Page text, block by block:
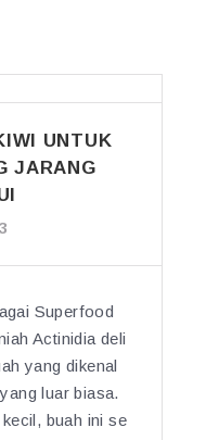
UNTUK
JARANG
Superfood
Actinidia deli
yang dikenal
luar biasa.
buah ini se